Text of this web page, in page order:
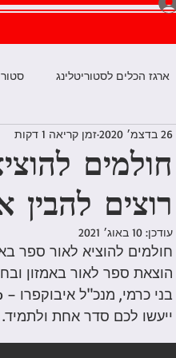
ארגז הכלים לסטוריטלינג
לספר את הסיפור
מפגשים כותבים
באמזון לצאת לאור באמזון
חולמים
רוצים
26 בדצמ׳ 2020 זמן קריאה 1 דקות
עודכן: 10 באוג׳ 2021
חולמים להוציא לאור ספר
הוצאת ספר לאור באמזון
ייעשו לכם סדר אחת ולתמיד.